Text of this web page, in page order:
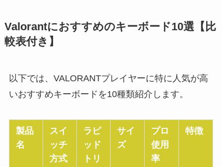
Valorantにおすすめのキーボード10選【比
較表付き】
以下では、VALORANTプレイヤーに特に人気が高
いおすすめキーボードを10種類紹介します。
製品
名
スイ
ッチ
方式
ラピ
ッド
トリ
サイ
ズ
プロ
使用
率
特徴